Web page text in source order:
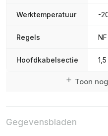
Werktemperatuur -
Regels
Hoofdkabelsectie
Toon
Gegevensbladen